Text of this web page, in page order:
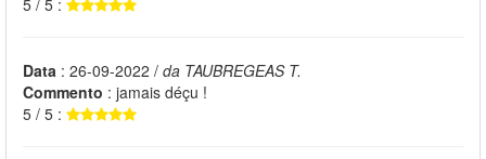
5 / 5 :
Data : 26-09-2022 / da TAUBREGEAS T.
Commento : jamais déçu !
5 / 5 :